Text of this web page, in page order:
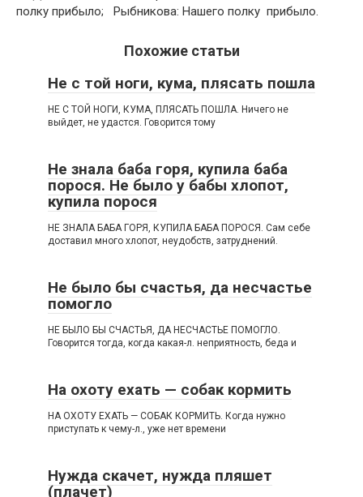
полку прибыло; Рыбникова: Нашего полку прибыло.
Похожие статьи
Не с той ноги, кума, плясать пошла
НЕ С ТОЙ НОГИ, КУМА, ПЛЯСАТЬ ПОШЛА. Ничего не
выйдет, не удастся. Говорится тому
Не знала баба горя, купила баба
порося. Не было у бабы хлопот,
купила порося
НЕ ЗНАЛА БАБА ГОРЯ, КУПИЛА БАБА ПОРОСЯ. Сам себе
доставил много хлопот, неудобств, затруднений.
Не было бы счастья, да несчастье
помогло
НЕ БЫЛО БЫ СЧАСТЬЯ, ДА НЕСЧАСТЬЕ ПОМОГЛО.
Говорится тогда, когда какая-л. неприятность, беда и
На охоту ехать — собак кормить
НА ОХОТУ ЕХАТЬ — СОБАК КОРМИТЬ. Когда нужно
приступать к чему-л., уже нет времени
Нужда скачет, нужда пляшет
(плачет)